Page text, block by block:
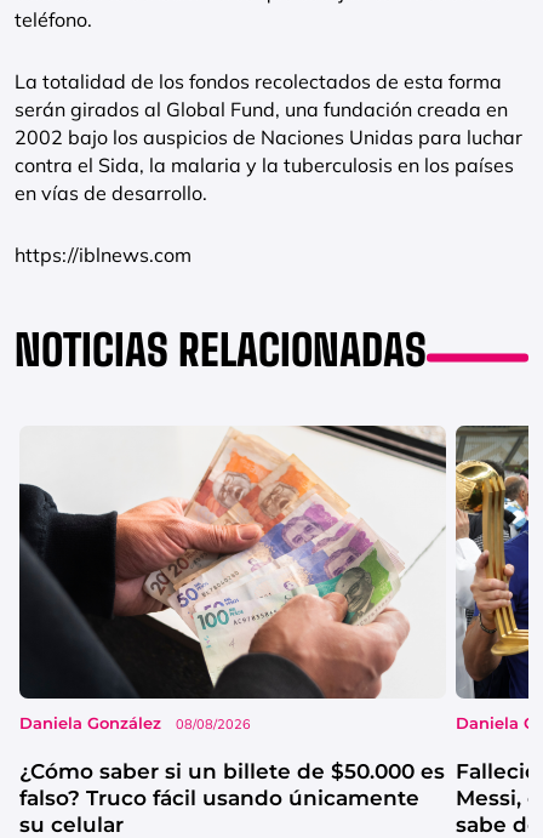
teléfono.
La totalidad de los fondos recolectados de esta forma
serán girados al Global Fund, una fundación creada en
2002 bajo los auspicios de Naciones Unidas para luchar
contra el Sida, la malaria y la tuberculosis en los países
en vías de desarrollo.
https://iblnews.com
NOTICIAS RELACIONADAS
Daniela González 08/08/2026
¿Cómo saber si un billete de $50.000 es
falso? Truco fácil usando únicamente
su celular
Daniela
Messi,
sabe